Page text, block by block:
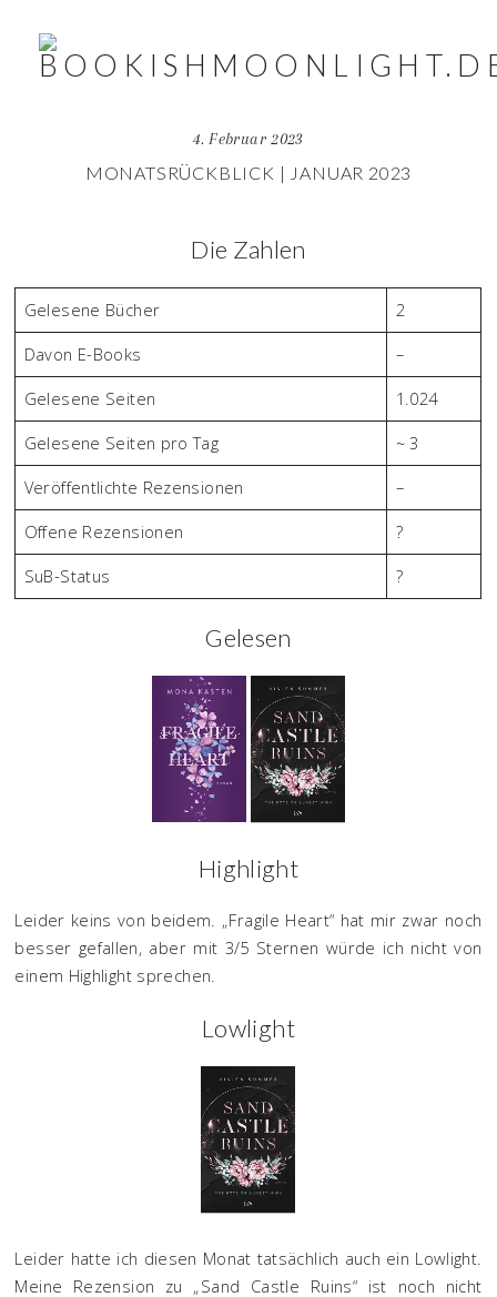
4. Februar 2023
MONATSRÜCKBLICK | JANUAR 2023
Die Zahlen
Gelesene Bücher
2
Davon E-Books
–
Gelesene Seiten
1.024
Gelesene Seiten pro Tag
~ 3
Veröffentlichte Rezensionen
–
Offene Rezensionen
?
SuB-Status
?
Gelesen
Highlight
Leider keins von beidem. „Fragile Heart“ hat mir zwar noch
besser gefallen, aber mit 3/5 Sternen würde ich nicht von
einem Highlight sprechen.
Lowlight
Leider hatte ich diesen Monat tatsächlich auch ein Lowlight.
Meine Rezension zu „Sand Castle Ruins“ ist noch nicht